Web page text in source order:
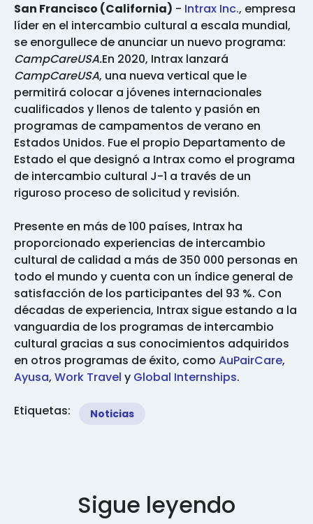
San Francisco (California) - Intrax Inc., empresa
líder en el intercambio cultural a escala mundial,
se enorgullece de anunciar un nuevo programa:
CampCareUSA.En 2020, Intrax lanzará
CampCareUSA, una nueva vertical que le
permitirá colocar a jóvenes internacionales
cualificados y llenos de talento y pasión en
programas de campamentos de verano en
Estados Unidos. Fue el propio Departamento de
Estado el que designó a Intrax como el programa
de intercambio cultural J-1 a través de un
riguroso proceso de solicitud y revisión.
Presente en más de 100 países, Intrax ha
proporcionado experiencias de intercambio
cultural de calidad a más de 350 000 personas en
todo el mundo y cuenta con un índice general de
satisfacción de los participantes del 93 %. Con
décadas de experiencia, Intrax sigue estando a la
vanguardia de los programas de intercambio
cultural gracias a sus conocimientos adquiridos
en otros programas de éxito, como AuPairCare,
Ayusa, Work Travel y Global Internships.
Etiquetas: Noticias
Sigue leyendo